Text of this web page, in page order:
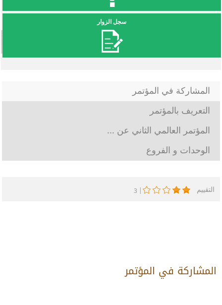
سجل الزوار
الوحدات و الفروع
المؤتمر العالمي الثاني عن ...
التعريف بالمؤتمر
المشاركة في المؤتمر
التقييم |
3
المشاركة في المؤتمر